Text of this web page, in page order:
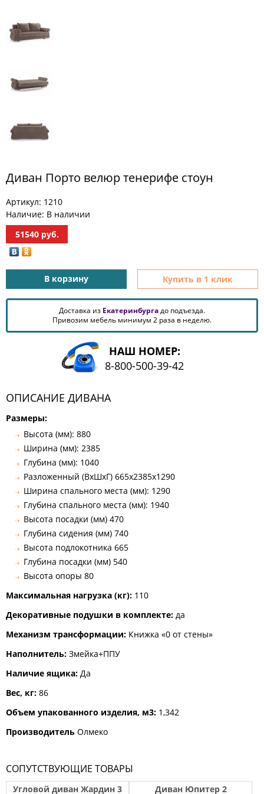
Диван Порто велюр тенерифе стоун
Артикул: 1210
Наличие: В наличии
51540руб.
В корзину Купить в 1 клик
Доставка из Екатеринбургадо подъезда.
Привозим мебель минимум 2 раза в неделю.
НАШ НОМЕР:
8-800-500-39-42
ОПИСАНИЕ ДИВАНА
Размеры:
Высота (мм): 880
Ширина (мм): 2385
Глубина (мм): 1040
Разложенный (ВхШхГ) 665х2385х1290
Ширина спального места (мм): 1290
Глубина спального места (мм): 1940
Высота посадки (мм) 470
Глубина сидения (мм) 740
Высота подлокотника 665
Глубина посадки (мм) 540
Высота опоры 80
Максимальная нагрузка (кг): 110
Декоративные подушки в комплекте: да
Механизм трансформации: Книжка «0 от стены»
Наполнитель: Змейка+ППУ
Наличие ящика: Да
Вес, кг: 86
Объем упакованного изделия, м3: 1,342
Производитель Олмеко
СОПУТСТВУЮЩИЕ ТОВАРЫ
Угловой диван Жардин 3 Диван Юпитер 2
ПРИХОЖЕЙ
ОФИСНАЯ
МАТРАСЫ
ВАННОЙ
МЕБЕЛЬ-
ТРАНСФОРМЕР
РАЗНАЯ
МЕБЕЛЬ
КОМОДЫ
ЖУРНАЛЬНЫЕ
СТОЛЫ
ТУАЛЕТНЫЕ
СТОЛИКИ
БАНКЕТКИ
ДИВАНЧИКИ
МЕБЕЛЬ
ФАБРИКИ
МЕБЕЛИ